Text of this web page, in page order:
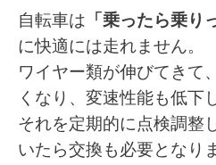
自転車は 「乗ったら乗り
に快適には走れません。
ワイヤー類が伸びてきて
くなり、変速性能も低下
それを定期的に点検調整
いたら交換も必要となり